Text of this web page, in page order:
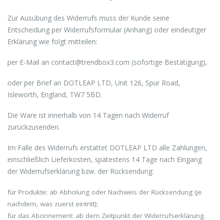
Zur Ausübung des Widerrufs muss der Kunde seine
Entscheidung per Widerrufsformular (Anhang) oder eindeutiger
Erklärung wie folgt mitteilen:
per E-Mail an contact@trendbox3.com (sofortige Bestätigung),
oder per Brief an DOTLEAP LTD, Unit 126, Spur Road,
Isleworth, England, TW7 5BD.
Die Ware ist innerhalb von 14 Tagen nach Widerruf
zurückzusenden.
Im Falle des Widerrufs erstattet DOTLEAP LTD alle Zahlungen,
einschließlich Lieferkosten, spätestens 14 Tage nach Eingang
der Widerrufserklärung bzw. der Rücksendung:
für Produkte: ab Abholung oder Nachweis der Rücksendung (je
nachdem, was zuerst eintritt);
für das Abonnement: ab dem Zeitpunkt der Widerrufserklärung.